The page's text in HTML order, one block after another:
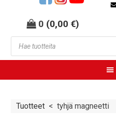
0 (0,00€)
Tuotteet <tyhjä magneetti